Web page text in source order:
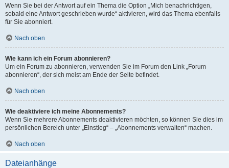
Wenn Sie bei der Antwort auf ein Thema die Option „Mich benachrichtigen,
sobald eine Antwort geschrieben wurde“ aktivieren, wird das Thema ebenfalls
für Sie abonniert.
Nach oben
Wie kann ich ein Forum abonnieren?
Um ein Forum zu abonnieren, verwenden Sie im Forum den Link „Forum
abonnieren“, der sich meist am Ende der Seite befindet.
Nach oben
Wie deaktiviere ich meine Abonnements?
Wenn Sie mehrere Abonnements deaktivieren möchten, so können Sie dies im
persönlichen Bereich unter „Einstieg“ – „Abonnements verwalten“ machen.
Nach oben
Dateianhänge